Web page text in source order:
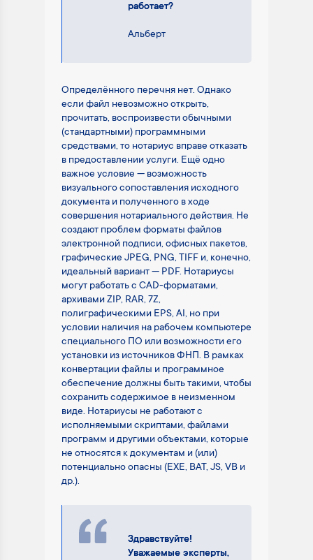
работает?
Альберт
Определённого перечня нет. Однако
если файл невозможно открыть,
прочитать, воспроизвести обычными
(стандартными) программными
средствами, то нотариус вправе отказать
в предоставлении услуги. Ещё одно
важное условие — возможность
визуального сопоставления исходного
документа и полученного в ходе
совершения нотариального действия. Не
создают проблем форматы файлов
электронной подписи, офисных пакетов,
графические JPEG, PNG, TIFF и, конечно,
идеальный вариант — PDF. Нотариусы
могут работать с CAD-форматами,
архивами ZIP, RAR, 7Z,
полиграфическими EPS, AI, но при
условии наличия на рабочем компьютере
специального ПО или возможности его
установки из источников ФНП. В рамках
конвертации файлы и программное
обеспечение должны быть такими, чтобы
сохранить содержимое в неизменном
виде. Нотариусы не работают с
исполняемыми скриптами, файлами
программ и другими объектами, которые
не относятся к документам и (или)
потенциально опасны (EXE, BAT, JS, VB и
др.).
Здравствуйте!
Уважаемые эксперты,